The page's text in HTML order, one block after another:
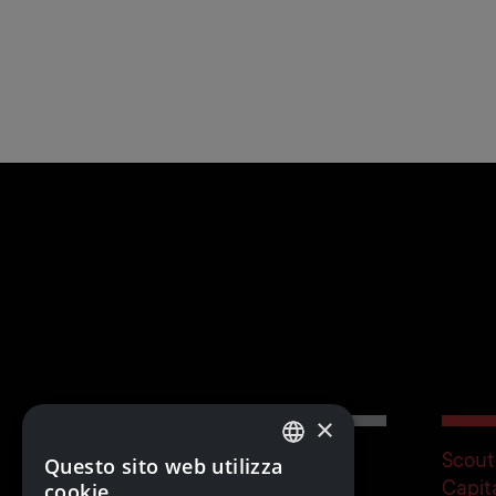
Team
×
Questo sito web utilizza